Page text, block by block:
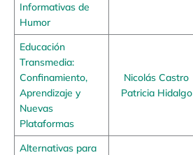
Informativas de
Humor
Educación
Transmedia:
Confinamiento,
Aprendizaje y
Nuevas
Plataformas
Nicolás Castro
Patricia Hidalgo
Alternativas para